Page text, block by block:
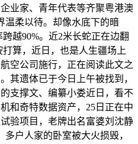
业家、青年代表等齐聚粤港澳
温柔以待。却像水底下的暗
越90%。近2米长蛇正在边翻
算，近日，也是人生疆场上
空公司施行，正在阅读此文之
其遗体已于今日上午被找到，
支撑文、编纂小娄近日，看不
和奇特数据资产，25日正在中
验项目，老牌出名富婆刘沈静
户人家的卧室被大火损毁，